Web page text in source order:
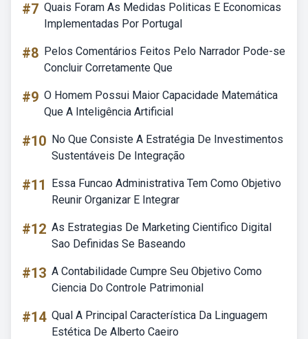
#7 Quais Foram As Medidas Politicas E Economicas
Implementadas Por Portugal
#8 Pelos Comentários Feitos Pelo Narrador Pode-se
Concluir Corretamente Que
#9 O Homem Possui Maior Capacidade Matemática
Que A Inteligência Artificial
#10 No Que Consiste A Estratégia De Investimentos
Sustentáveis De Integração
#11
Essa Funcao Administrativa Tem Como Objetivo
Reunir Organizar E Integrar
#12 As Estrategias De Marketing Cientifico Digital
Sao Definidas Se Baseando
#13 A Contabilidade Cumpre Seu Objetivo Como
Ciencia Do Controle Patrimonial
#14 Qual A Principal Característica Da Linguagem
Estética De Alberto Caeiro